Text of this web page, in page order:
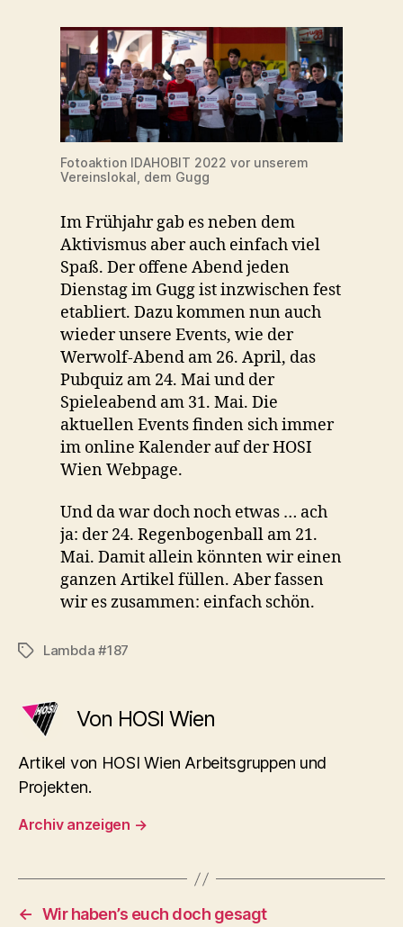
Fotoaktion IDAHOBIT 2022 vor unserem
Vereinslokal, dem Gugg
Im Frühjahr gab es neben dem
Aktivismus aber auch einfach viel
Spaß. Der offene Abend jeden
Dienstag im Gugg ist inzwischen fest
etabliert. Dazu kommen nun auch
wieder unsere Events, wie der
Werwolf-Abend am 26. April, das
Pubquiz am 24. Mai und der
Spieleabend am 31. Mai. Die
aktuellen Events finden sich immer
im online Kalender auf der HOSI
Wien Webpage.
Und da war doch noch etwas … ach
ja: der 24. Regenbogenball am 21.
Mai. Damit allein könnten wir einen
ganzen Artikel füllen. Aber fassen
wir es zusammen: einfach schön.
Schlagwörter
Lambda #187
Von HOSI Wien
Artikel von HOSI Wien Arbeitsgruppen und
Projekten.
Archiv anzeigen →
← Wir haben’s euch doch gesagt